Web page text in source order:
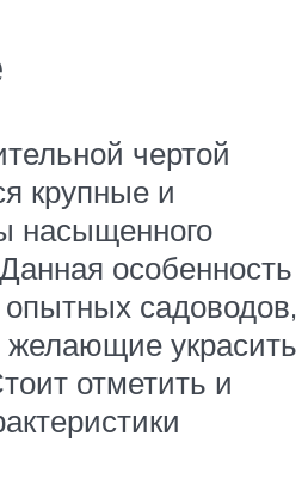
чертой
крупные и
насыщенного
особенность
опытных садоводов,
желающие украсить
отметить и